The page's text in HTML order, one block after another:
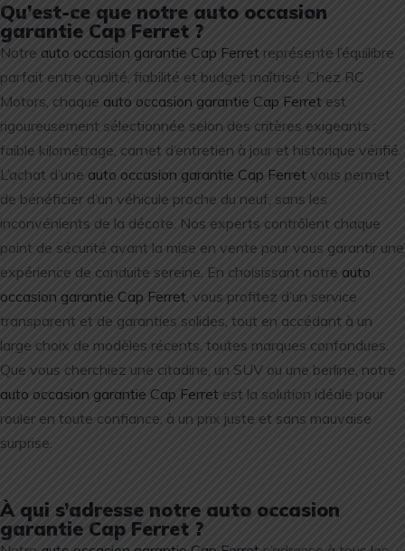
Qu’est-ce que notre auto occasion
garantie Cap Ferret ?
Notre auto occasion garantie Cap Ferret représente l’équilibre
parfait entre qualité, fiabilité et budget maîtrisé. Chez RC
Motors, chaque auto occasion garantie Cap Ferret est
rigoureusement sélectionnée selon des critères exigeants :
faible kilométrage, carnet d’entretien à jour et historique vérifié.
L’achat d’une auto occasion garantie Cap Ferret vous permet
de bénéficier d’un véhicule proche du neuf, sans les
inconvénients de la décote. Nos experts contrôlent chaque
point de sécurité avant la mise en vente pour vous garantir une
expérience de conduite sereine. En choisissant notre auto
occasion garantie Cap Ferret , vous profitez d’un service
transparent et de garanties solides, tout en accédant à un
large choix de modèles récents, toutes marques confondues.
Que vous cherchiez une citadine, un SUV ou une berline, notre
auto occasion garantie Cap Ferret est la solution idéale pour
rouler en toute confiance, à un prix juste et sans mauvaise
surprise.
À qui s’adresse notre auto occasion
garantie Cap Ferret ?